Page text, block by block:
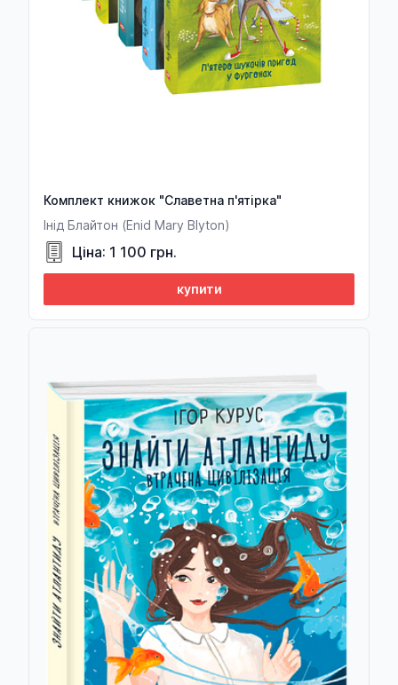
Людмила Бабенко
Александр Бабич
Іван Багряний
Валентин Бадрак
Василь Базів
Анастасія Байдаченко
Оксана Балазанова
Пол Баллус
Василь Балух
Константин Бальмонт
Наталія Бандило
Віталій Бардецький
Ренато Баретич
Алессандро Барікко
Василь Барка
Комплект книжок "Славетна п'ятірка"
Інід Блайтон (Enid Mary Blyton)
Ціна: 1 100 грн.
купити